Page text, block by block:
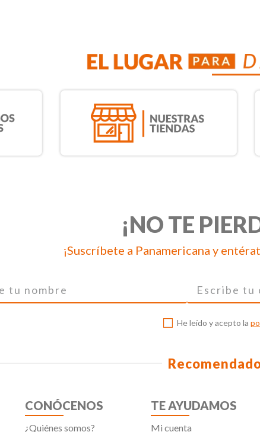
¡NO TE
¡Suscríbete a Panamericana y
He leído y acepto la
CONÓCENOS
¿Quiénes somos?
TE AYUDAMOS
Mi cuenta